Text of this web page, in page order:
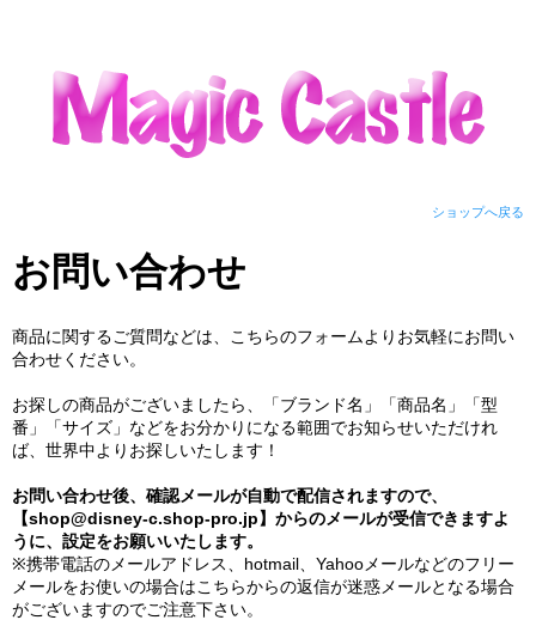
ショップへ戻る
お問い合わせ
商品に関するご質問などは、こちらのフォームよりお気軽にお問い
合わせください。
お探しの商品がございましたら、「ブランド名」「商品名」「型
番」「サイズ」などをお分かりになる範囲でお知らせいただけれ
ば、世界中よりお探しいたします！
お問い合わせ後、確認メールが自動で配信されますので、
【shop@disney-c.shop-pro.jp】からのメールが受信できますよ
うに、設定をお願いいたします。
※携帯電話のメールアドレス、hotmail、Yahooメールなどのフリー
メールをお使いの場合はこちらからの返信が迷惑メールとなる場合
がございますのでご注意下さい。